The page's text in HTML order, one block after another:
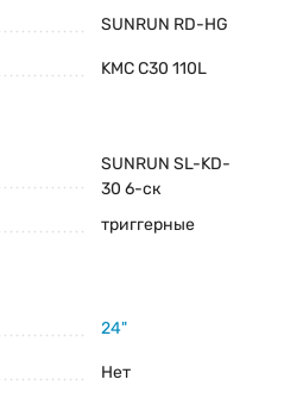
SUNRUN RD-HG
KMC C30 110L
SUNRUN SL-KD-
30 6-ск
триггерные
24"
Нет